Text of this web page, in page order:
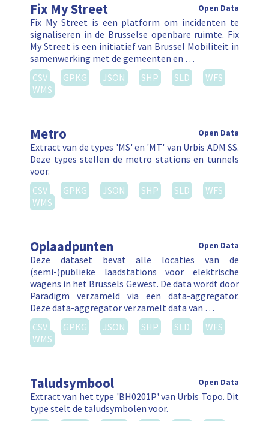
Fix My Street Open Data
Fix My Street is een platform om incidenten te
signaliseren in de Brusselse openbare ruimte. Fix
My Street is een initiatief van Brussel Mobiliteit in
samenwerking met de gemeenten en …
CSV
GPKG JSON SHP SLD
WFS
WMS
Metro Open Data
Extract van de types 'MS' en 'MT' van Urbis ADM SS.
Deze types stellen de metro stations en tunnels
voor.
CSV
GPKG JSON SHP SLD
WFS
WMS
Oplaadpunten Open Data
Deze dataset bevat alle locaties van de
(semi-)publieke laadstations voor elektrische
wagens in het Brussels Gewest. De data wordt door
Paradigm verzameld via een data-aggregator.
Deze data-aggregator verzamelt data van …
CSV
GPKG JSON SHP SLD
WFS
WMS
Taludsymbool Open Data
Extract van het type 'BH0201P' van Urbis Topo. Dit
type stelt de taludsymbolen voor.